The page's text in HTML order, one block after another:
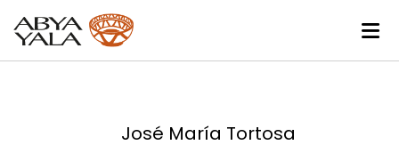
José María Tortosa